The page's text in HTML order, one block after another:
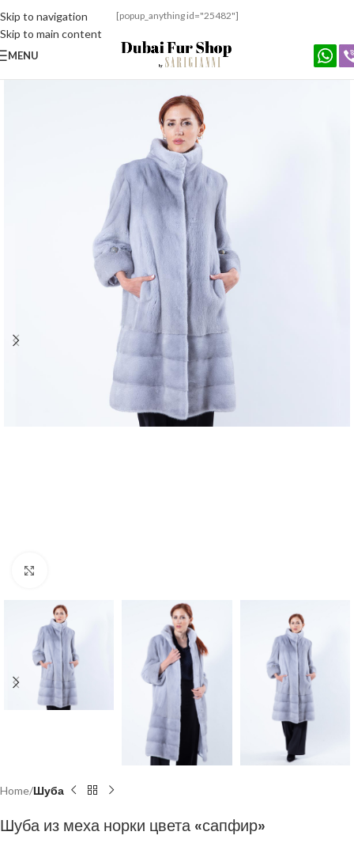
Skip to navigation
Skip to main content
[popup_anything id="25482"]
MENU
Home Шуба
Шуба из меха норки цвета «сапфир»